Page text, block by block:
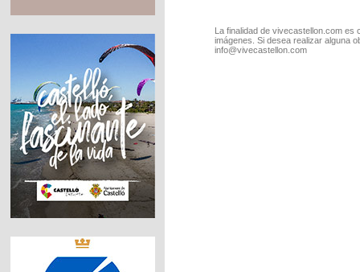
La finalidad de vivecastellon.com
imágenes. Si desea realizar alguna
info@vivecastellon.com